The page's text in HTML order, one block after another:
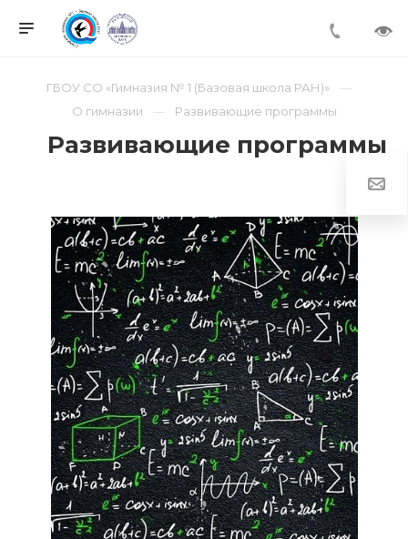
ГБОУ СО «Гимназия № 1 (Базовая школа РАН)»
О гимназии
Развивающие программы
Развивающие программы